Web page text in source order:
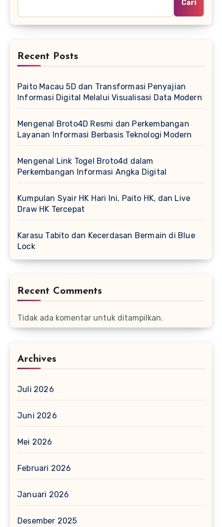
Cari
Recent Posts
Paito Macau 5D dan Transformasi Penyajian
Informasi Digital Melalui Visualisasi Data Modern
Mengenal Broto4D Resmi dan Perkembangan
Layanan Informasi Berbasis Teknologi Modern
Mengenal Link Togel Broto4d dalam
Perkembangan Informasi Angka Digital
Kumpulan Syair HK Hari Ini, Paito HK, dan Live
Draw HK Tercepat
Karasu Tabito dan Kecerdasan Bermain di Blue
Lock
Recent Comments
Tidak ada komentar untuk ditampilkan.
Archives
Juli 2026
Juni 2026
Mei 2026
Februari 2026
Januari 2026
Desember 2025